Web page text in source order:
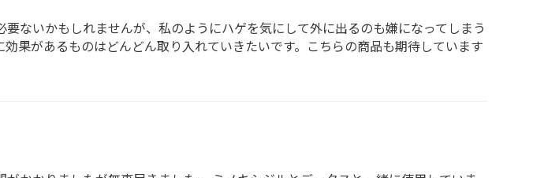
ないかもしれませんが、私のようにハゲを気にして外に出るのも嫌になってしまう
果があるものはどんどん取り入れていきたいです。こちらの商品も期待しています